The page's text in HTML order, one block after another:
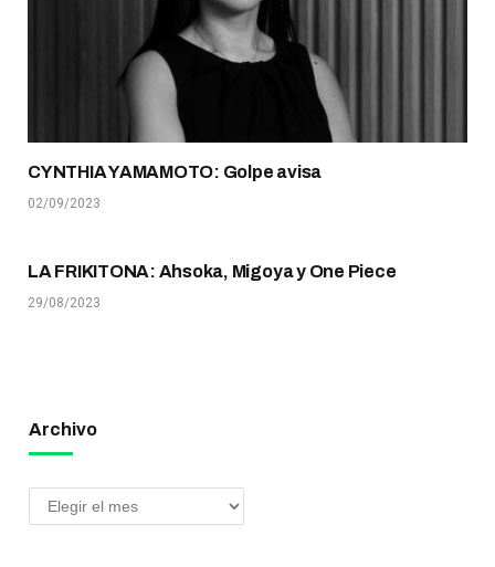
CYNTHIA YAMAMOTO: Golpe avisa
02/09/2023
LA FRIKITONA: Ahsoka, Migoya y One Piece
29/08/2023
Archivo